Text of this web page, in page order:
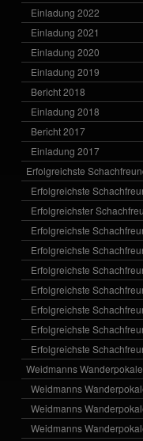
Einladung 2022
Einladung 2021
Einladung 2020
Einladung 2019
Bericht 2018
Einladung 2018
Bericht 2017
Einladung 2017
Erfolgreichste
Erfolgreichste
Erfolgreichster
Erfolgreichste
Erfolgreichste
Erfolgreichste
Erfolgreichste
Erfolgreichste
Erfolgreichste
Erfolgreichste
Weidmanns Wanderpokale
Weidmanns
Weidmanns
Weidmanns